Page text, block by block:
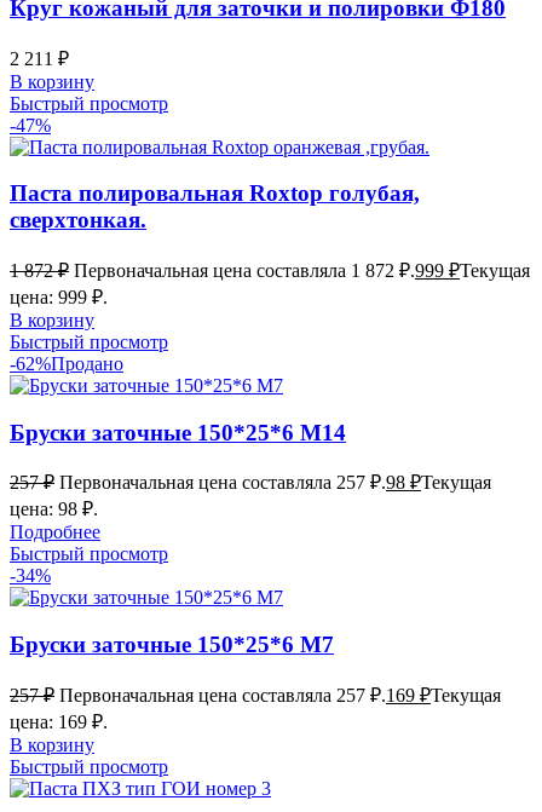
Круг кожаный для заточки и полировки Ф180
2 211 ₽
В корзину
Быстрый просмотр
-47%
Паста полировальная Roxtop голубая,
сверхтонкая.
1 872₽ Первоначальная цена составляла 1 872 ₽.999 ₽Текущая
цена: 999 ₽.
В корзину
Быстрый просмотр
-62%Продано
Бруски заточные 150*25*6 М14
257₽ Первоначальная цена составляла 257 ₽.98 ₽Текущая
цена: 98 ₽.
Подробнее
Быстрый просмотр
-34%
Бруски заточные 150*25*6 М7
257₽ Первоначальная цена составляла 257 ₽.169 ₽Текущая
цена: 169 ₽.
В корзину
Быстрый просмотр